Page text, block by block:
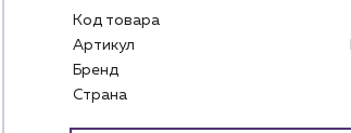
Код товара
Артикул
Бренд
Страна